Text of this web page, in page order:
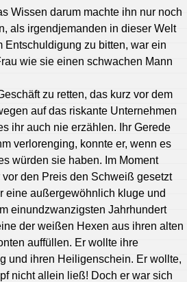
Wissen darum machte ihn nur noch
als irgendjemanden in dieser Welt
Entschuldigung zu bitten, war ein
wie sie einen schwachen Mann
zu retten, das kurz vor dem
auf das riskante Unternehmen
ihr auch nie erzählen. Ihr Gerede
verlorenging, konnte er, wenn es
würden sie haben. Im Moment
den Preis den Schweiß gesetzt
eine außergewöhnlich kluge und
einundzwanzigsten Jahrhundert
der weißen Hexen aus ihren alten
auffüllen. Er wollte ihre
und ihren Heiligenschein. Er wollte,
nicht allein ließ! Doch er war sich